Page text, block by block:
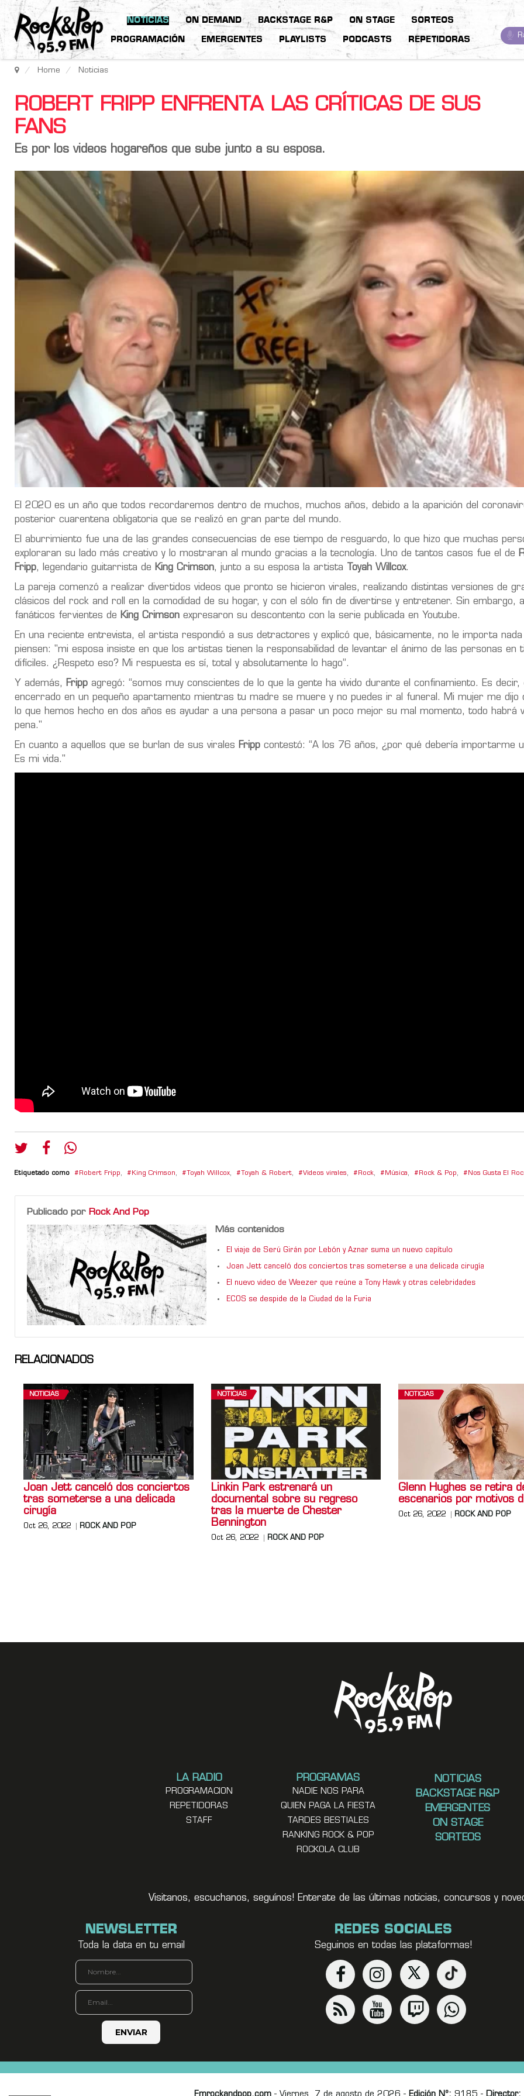
NOTICIAS ON DEMAND BACKSTAGE R&P ON STAGE SORTEOS
PROGRAMACIÓN EMERGENTES PLAYLISTS PODCASTS REPETIDORAS
Home Noticias
ROBERT FRIPP ENFRENTA LAS CRÍTICAS DE SUS
FANS
Es por los videos hogareños que sube junto a su esposa.
El 2020 es un año que todos recordaremos dentro de muchos, muchos años, debido a la aparición del
posterior cuarentena obligatoria que se realizó en gran parte del mundo.
El aburrimiento fue una de las grandes consecuencias de ese tiempo de resguardo, lo que hizo que muchas
exploraran su lado más creativo y lo mostraran al mundo gracias a la tecnología. Uno de tantos casos fue el de
Fripp, legendario guitarrista de King Crimson, junto a su esposa la artista Toyah Willcox.
La pareja comenzó a realizar divertidos videos que pronto se hicieron virales, realizando distintas versiones de
clásicos del rock and roll en la comodidad de su hogar, y con el sólo fin de divertirse y entretener. Sin embargo,
fanáticos fervientes de King Crimson expresaron su descontento con la serie publicada en Youtube.
En una reciente entrevista, el artista respondió a sus detractores y explicó que, básicamente, no le importa nada
piensen: "mi esposa insiste en que los artistas tienen la responsabilidad de levantar el ánimo de las personas en
difíciles. ¿Respeto eso? Mi respuesta es sí, total y absolutamente lo hago”.
Y además, Fripp agregó: “somos muy conscientes de lo que la gente ha vivido durante el confinamiento. Es
encerrado en un pequeño apartamento mientras tu madre se muere y no puedes ir al funeral. Mi mujer me dijo
lo que hemos hecho en dos años es ayudar a una persona a pasar un poco mejor su mal momento, todo habrá
pena."
En cuanto a aquellos que se burlan de sus virales Fripp contestó: “A los 76 años, ¿por qué debería importarme
Es mi vida."
Etiquetado como Robert Fripp, King Crimson, Toyah Willcox, Toyah & Robert, Videos virales, Rock, Música, Rock & Pop, Nos Gusta El
Publicado por Rock And Pop
Más contenidos
El viaje de Serú Girán por Lebón y Aznar suma un nuevo capítulo
Joan Jett canceló dos conciertos tras someterse a una delicada cirugía
El nuevo video de Weezer que reúne a Tony Hawk y otras celebridades
ECOS se despide de la Ciudad de la Furia
RELACIONADOS
NOTICIAS
Joan Jett canceló dos conciertos
tras someterse a una delicada
cirugía
Oct 26, 2022 ROCK AND POP
NOTICIAS
Linkin Park estrenará un
documental sobre su regreso
tras la muerte de Chester
Bennington
Oct 26, 2022 ROCK AND POP
NOTICIAS
Glenn Hughes se retira
escenarios por motivos
Oct 26, 2022 ROCK AND POP
LA RADIO
PROGRAMACION
REPETIDORAS
STAFF
PROGRAMAS
NADIE NOS PARA
QUIEN PAGA LA FIESTA
TARDES BESTIALES
RANKING ROCK & POP
ROCKOLA CLUB
NOTICIAS
BACKSTAGE R&P
EMERGENTES
ON STAGE
SORTEOS
Visitanos, escuchanos, seguínos! Enterate de las últimas noticias, concursos y
NEWSLETTER
Toda la data en tu email
REDES SOCIALES
Seguinos en todas las plataformas!